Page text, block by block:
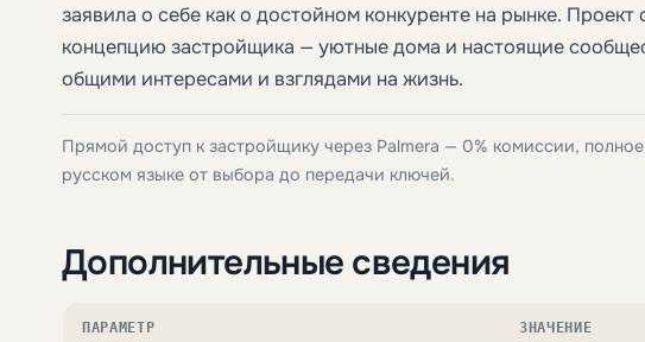
заявила о себе как о достойном конкуренте на рынке.
концепцию застройщика — уютные дома и настоящие
общими интересами и взглядами на жизнь.
Прямой доступ к застройщику через Palmera — 0% комиссии,
русском языке от выбора до передачи ключей.
Дополнительные сведения
ПАРАМЕТР ЗНАЧЕНИЕ